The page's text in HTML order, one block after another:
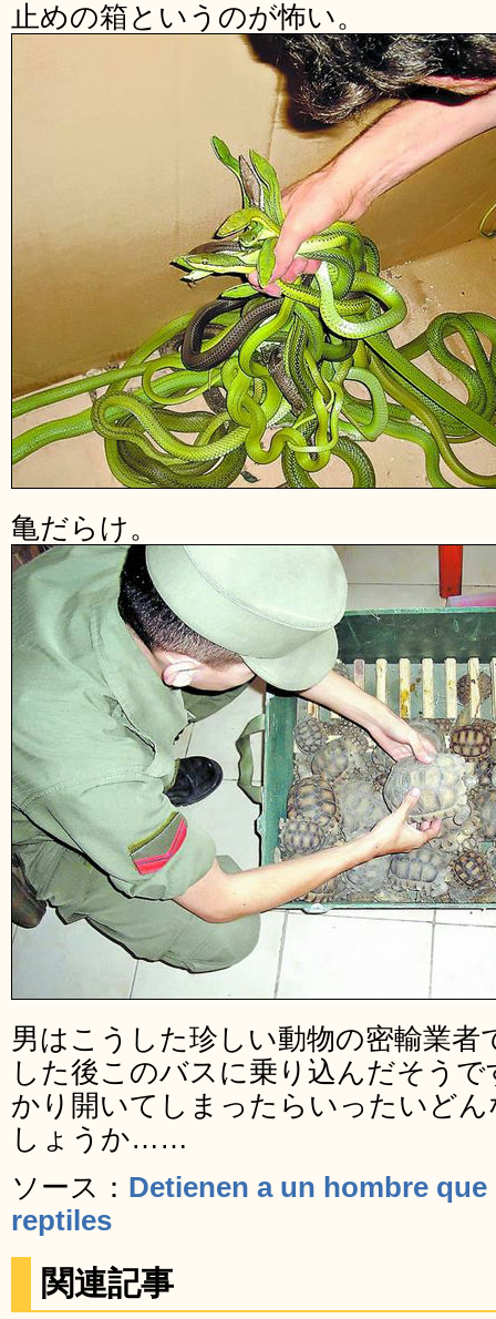
止めの箱というのが怖い。
亀だらけ。
男はこうした珍しい動物の密輸業者
した後このバスに乗り込んだそう
かり開いてしまったらいったいど
しょうか……
ソース： Detienen a un hombre
reptiles
関連記事